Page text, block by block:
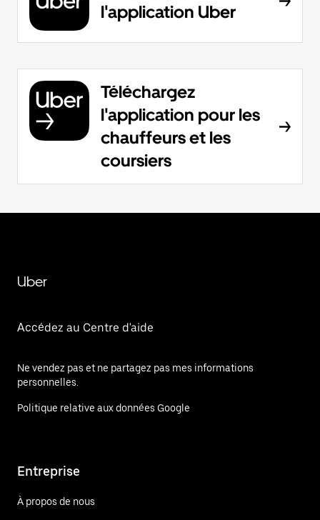
l'application Uber
Téléchargez
l'application pour les
chauffeurs et les
coursiers
Uber
Accédez au Centre d'aide
Ne vendez pas et ne partagez pas mes informations
personnelles.
Politique relative aux données Google
Entreprise
À propos de nous